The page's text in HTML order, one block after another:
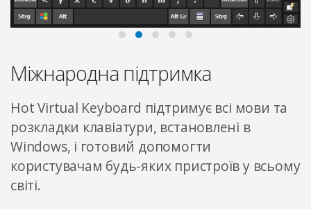
Міжнародна підтримка
Hot Virtual Keyboard підтримує всі мови та
розкладки клавіатури, встановлені в
Windows, і готовий допомогти
користувачам будь-яких пристроїв у всьому
світі.